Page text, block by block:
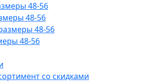
48-56
48-56
48-56
48-56
со скидками